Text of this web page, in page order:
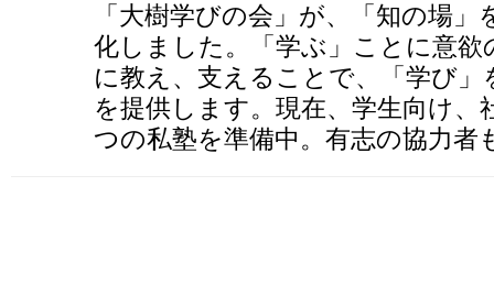
「大樹学びの会」が、「知の場
化しました。「学ぶ」ことに意
に教え、支えることで、「学び
を提供します。現在、学生向け、
つの私塾を準備中。有志の協力者